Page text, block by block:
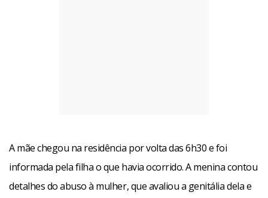
A mãe chegou na residência por volta das 6h30 e foi
informada pela filha o que havia ocorrido. A menina contou
detalhes do abuso à mulher, que avaliou a genitália dela e